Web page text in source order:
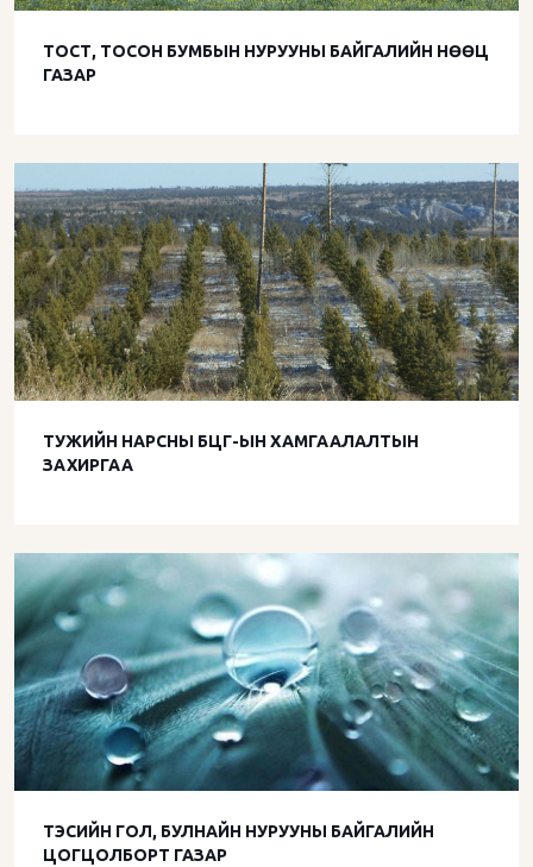
ТОСТ, ТОСОН БУМБЫН НУРУУНЫ БАЙГАЛИЙН НӨӨЦ
ГАЗАР
ТУЖИЙН НАРСНЫ БЦГ-ЫН ХАМГААЛАЛТЫН
ЗАХИРГАА
ТЭСИЙН ГОЛ, БУЛНАЙН НУРУУНЫ БАЙГАЛИЙН
ЦОГЦОЛБОРТ ГАЗАР